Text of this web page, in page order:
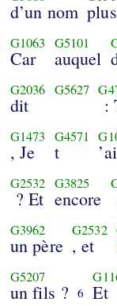
d’un nom
G1063
Car
G5101
auquel
G2036
dit
G5627
:
G1473
, Je
G4571
t
G2532
? Et
G3825
encore
G3962
un père
G2532
, et
G5207
un fils ? 6 Et